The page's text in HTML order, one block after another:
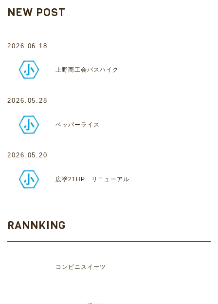
NEW POST
2026.06.18
上野商工会バスハイク
2026.05.28
ペッパーライス
2026.05.20
広塗21HP リニューアル
RANNKING
コンビニスイーツ